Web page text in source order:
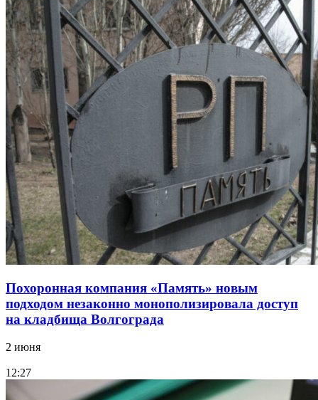
Похоронная компания «Память» новым
подходом незаконно монополизировала доступ
на кладбища Волгограда
2 июня
12:27